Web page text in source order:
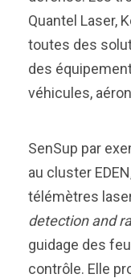
Quantel Laser,
toutes des
des
véhicules,
SenSup par
au cluster
télémètres
detection and
guidage des
contrôle. Elle